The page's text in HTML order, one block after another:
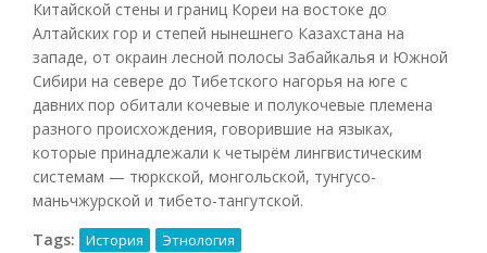
Китайской стены и границ Кореи на востоке до
Алтайских гор и степей нынешнего Казахстана на
западе, от окраин лесной полосы Забайкалья и Южной
Сибири на севере до Тибетского нагорья на юге с
давних пор обитали кочевые и полукочевые племена
разного происхождения, говорившие на языках,
которые принадлежали к четырём лингвистическим
системам — тюркской, монгольской, тунгусо-
маньчжурской и тибето-тангутской.
Tags:
История Этнология